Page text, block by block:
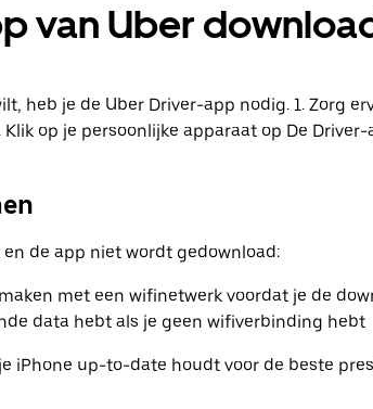
van Uber
heb je de Uber Driver-app nodig. 1. Zorg
Klik op je persoonlijke apparaat op De
de app niet wordt gedownload:
met een wifinetwerk voordat je de
data hebt als je geen wifiverbinding hebt
iPhone up-to-date houdt voor de beste